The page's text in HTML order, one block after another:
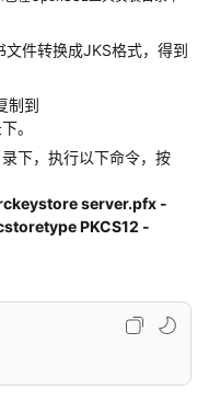
件转换成JKS格式，得到
制到
。
录下，执行以下命令，按
server.pfx -
PKCS12 -